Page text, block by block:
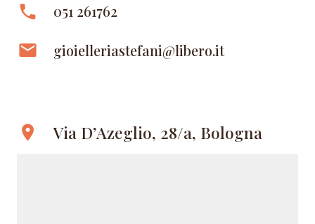
phone 051 261762
email gioielleriastefani@libero.it
location_on Via D’Azeglio, 28/a, Bologna